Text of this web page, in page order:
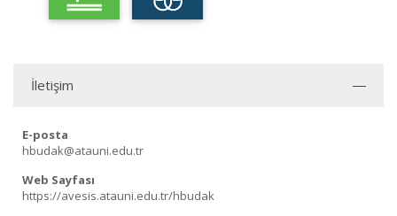
İletişim
E-posta
hbudak@atauni.edu.tr
Web Sayfası
https://avesis.atauni.edu.tr/hbudak